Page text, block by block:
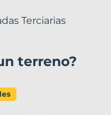
Terciarias
terreno?